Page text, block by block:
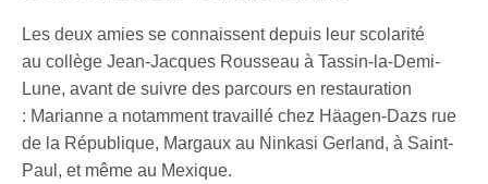
Les deux amies se connaissent depuis leur scolarité
au collège Jean-Jacques Rousseau à Tassin-la-Demi-
Lune, avant de suivre des parcours en restauration
: Marianne a notamment travaillé chez Häagen-Dazs rue
de la République, Margaux au Ninkasi Gerland, à Saint-
Paul, et même au Mexique.